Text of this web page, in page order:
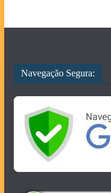
Navegação Segura: